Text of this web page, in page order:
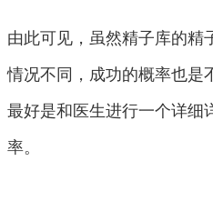
由此可见，虽然精子库的
情况不同，成功的概率也是
最好是和医生进行一个详细
率。